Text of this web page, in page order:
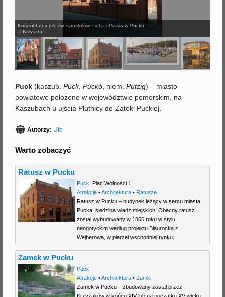
Kościół farny pw. św. Apostołów Piotra i Pawła w Pucku
© Krzysztof
Puck (kaszub. Pùck, Pùckò , niem. Putzig) – miasto
powiatowe położone w województwie pomorskim, na
Kaszubach u ujścia Płutnicy do Zatoki Puckiej.
Autorzy: Ufo
Warto zobaczyć
Ratusz w Pucku
Puck
Plac Wolności 1
Atrakcje•Architektura• Ratusze
Ratusz w Pucku – budynek leżący w sercu miasta
Pucka, siedziba władz miejskich. Obecny ratusz
został wybudowany w 1865 roku w stylu
neogotyckim według projektu Blaurocka z
Wejherowa, w pierzei wschodniej rynku.
Zamek w Pucku
Puck
Atrakcje•Architektura• Zamki
Zamek w Pucku – zbudowany został przez